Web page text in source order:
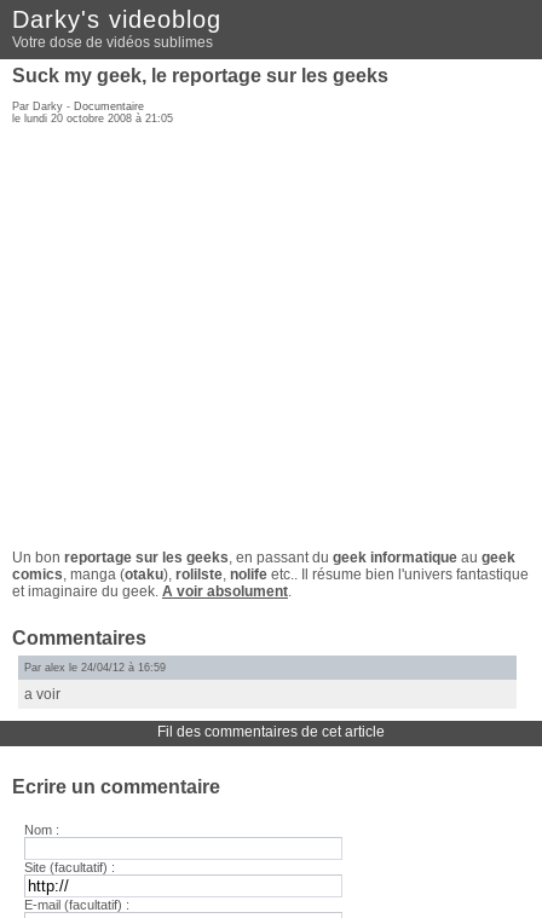
Darky's videoblog
Votre dose de vidéos sublimes
Suck my geek, le reportage sur les geeks
Par Darky - Documentaire
le lundi 20 octobre 2008 à 21:05
Un bon reportage sur les geeks, en passant du geek informatique au geek
comics, manga (otaku), rolilste, nolife etc.. Il résume bien l'univers fantastique
et imaginaire du geek. A voir absolument.
Commentaires
Par alex le 24/04/12 à 16:59
a voir
Fil des commentaires de cet article
Ecrire un commentaire
Nom :
Site (facultatif) :
E-mail (facultatif) :